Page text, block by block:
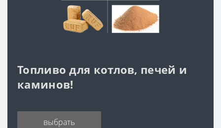
Топливо для котлов, печей и
каминов!
выбрать